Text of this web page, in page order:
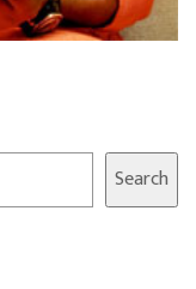
Search